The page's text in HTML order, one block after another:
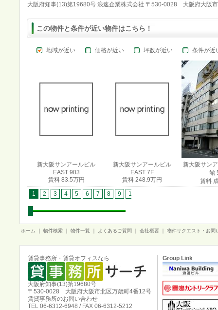
大阪府知事(13)第19680号 浪速企業株式会社 〒530-0028 大阪府大阪
この物件と条件が近い物件はこちら！
地域が近い 価格が近い 坪数が近い 条件が近
新大阪サンアールビル
EAST 903
賃料 83.5万円
新大阪サンアールビル
EAST 7F
賃料 248.9万円
新大阪サン
館
賃料
1
2 3 4 5 6 7 8 9 10
ホーム 物件検索 物件一覧 よくあるご質問 会社概要 物件リクエスト・お問
賃貸事務所・賃貸オフィスなら
大阪府知事(13)第19680号
〒530-0028 大阪府大阪市北区万歳町4番12号
賃貸事務所のお問い合わせ
TEL 06-6312-6948 / FAX 06-6312-5212
Group Link